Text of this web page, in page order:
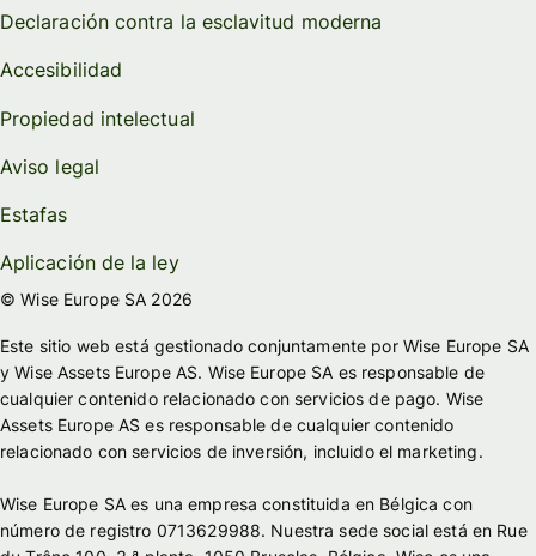
Declaración contra la esclavitud moderna
Accesibilidad
Propiedad intelectual
Aviso legal
Estafas
Aplicación de la ley
© Wise Europe SA 2026
Este sitio web está gestionado conjuntamente por Wise Europe SA
y Wise Assets Europe AS. Wise Europe SA es responsable de
cualquier contenido relacionado con servicios de pago. Wise
Assets Europe AS es responsable de cualquier contenido
relacionado con servicios de inversión, incluido el marketing.
Wise Europe SA es una empresa constituida en Bélgica con
número de registro 0713629988. Nuestra sede social está en Rue